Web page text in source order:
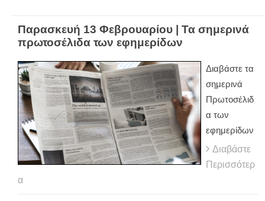
Παρασκευή 13 Φεβρουαρίου | Τα σημερινά
πρωτοσέλιδα των εφημερίδων
Διαβάστε τα
σημερινά
Πρωτοσέλιδ
α των
εφημερίδων
Διαβάστε
Περισσότερ
α